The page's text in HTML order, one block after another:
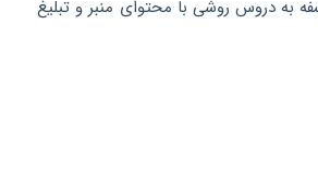
به دروس روشی با محتوای منبر و تبلیغ